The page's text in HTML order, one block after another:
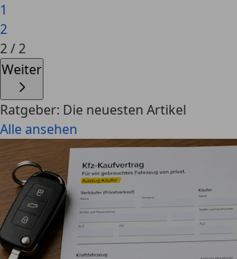
1
2
2/2
Weiter
Ratgeber: Die neuesten Artikel
Alle ansehen